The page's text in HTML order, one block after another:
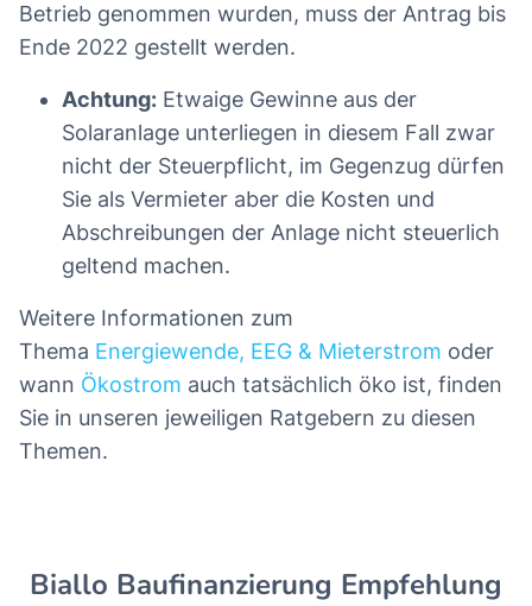
Betrieb genommen wurden, muss der Antrag bis
Ende 2022 gestellt werden.
Achtung: Etwaige Gewinne aus der
Solaranlage unterliegen in diesem Fall zwar
nicht der Steuerpflicht, im Gegenzug dürfen
Sie als Vermieter aber die Kosten und
Abschreibungen der Anlage nicht steuerlich
geltend machen.
Weitere Informationen zum
Thema Energiewende, EEG & Mieterstrom oder
wann Ökostrom auch tatsächlich öko ist, finden
Sie in unseren jeweiligen Ratgebern zu diesen
Themen.
Biallo Baufinanzierung Empfehlung